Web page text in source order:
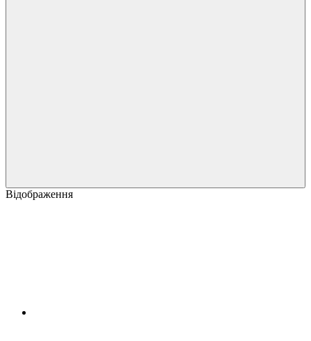
Відображення